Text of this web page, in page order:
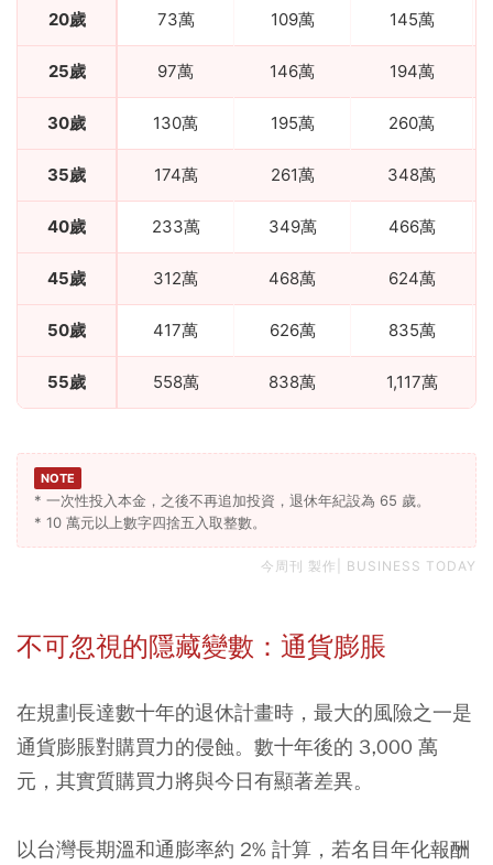
20歲 73萬 109萬 145萬
25歲 97萬 146萬 194萬
30歲 130萬 195萬 260萬
35歲 174萬 261萬 348萬
40歲 233萬 349萬 466萬
45歲 312萬 468萬 624萬
50歲 417萬 626萬 835萬
55歲 558萬 838萬 1,117萬
NOTE
* 一次性投入本金，之後不再追加投資，退休年紀設為 65 歲。
* 10 萬元以上數字四捨五入取整數。
今周刊 製作| BUSINESS TODAY
不可忽視的隱藏變數：通貨膨脹
在規劃長達數十年的退休計畫時，最大的風險之一是
通貨膨脹對購買力的侵蝕。數十年後的 3,000 萬
元，其實質購買力將與今日有顯著差異。
以台灣長期溫和通膨率約 2% 計算，若名目年化報酬